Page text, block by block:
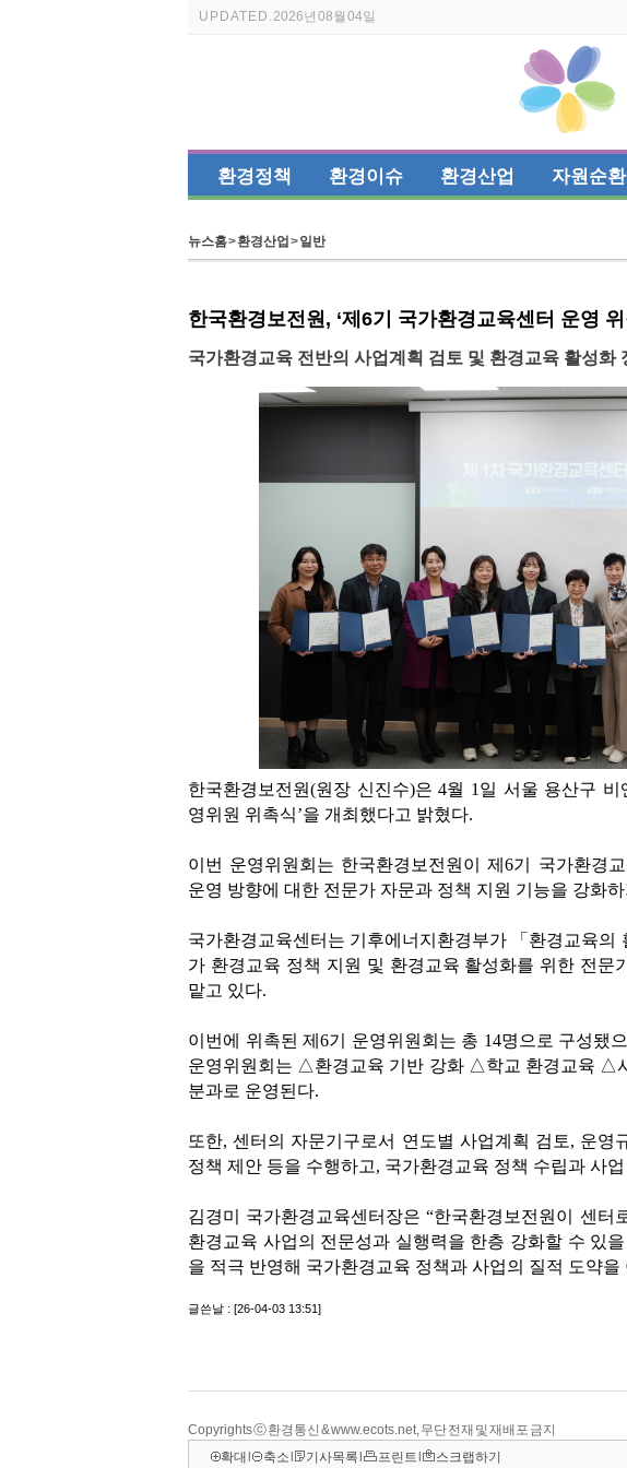
UPDATED.2026년 08월 04일
환경정책 환경이슈 환경산업 자원순환
뉴스홈>환경산업 >일반
Copyrights ⓒ 환경통신 & www.ecots.net, 무단 전재 및 재배포 금지
확대
축소 기사목록 프린트 스크랩하기